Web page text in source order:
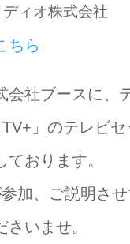
ィオ株式会社
ちら
会社ブースに、
」のテレビ
ております。
加、ご説明さ
いませ。